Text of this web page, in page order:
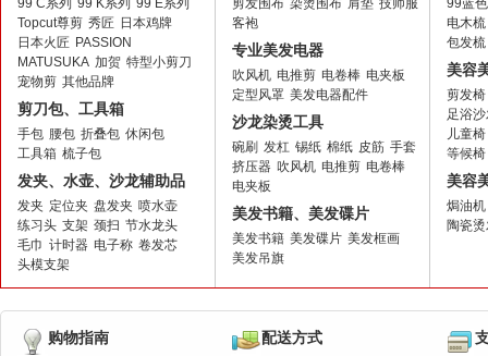
99 C系列 99 K系列 99 E系列
Topcut尊剪 秀匠 日本鸡牌
日本火匠 PASSION
MATUSUKA 加贺 特型小剪刀
宠物剪 其他品牌
剪刀包、工具箱
手包 腰包 折叠包 休闲包
工具箱 梳子包
发夹、水壶、沙龙辅助品
发夹 定位夹 盘发夹 喷水壶
练习头 支架 颈扫 节水龙头
毛巾 计时器 电子称 卷发芯
头模支架
剪发围布 染烫围布 肩垫 技师服
客袍
专业美发电器
吹风机 电推剪 电卷棒 电夹板
定型风罩 美发电器配件
沙龙染烫工具
碗刷 发杠 锡纸 棉纸 皮筋 手套
挤压器 吹风机 电推剪 电卷棒
电夹板
美发书籍、美发碟片
美发书籍 美发碟片 美发框画
美发吊旗
99蓝
电木梳
包发梳
美容
剪发椅
足浴
儿童椅
等候椅
美容
焗油机
陶瓷
购物指南 配送方式